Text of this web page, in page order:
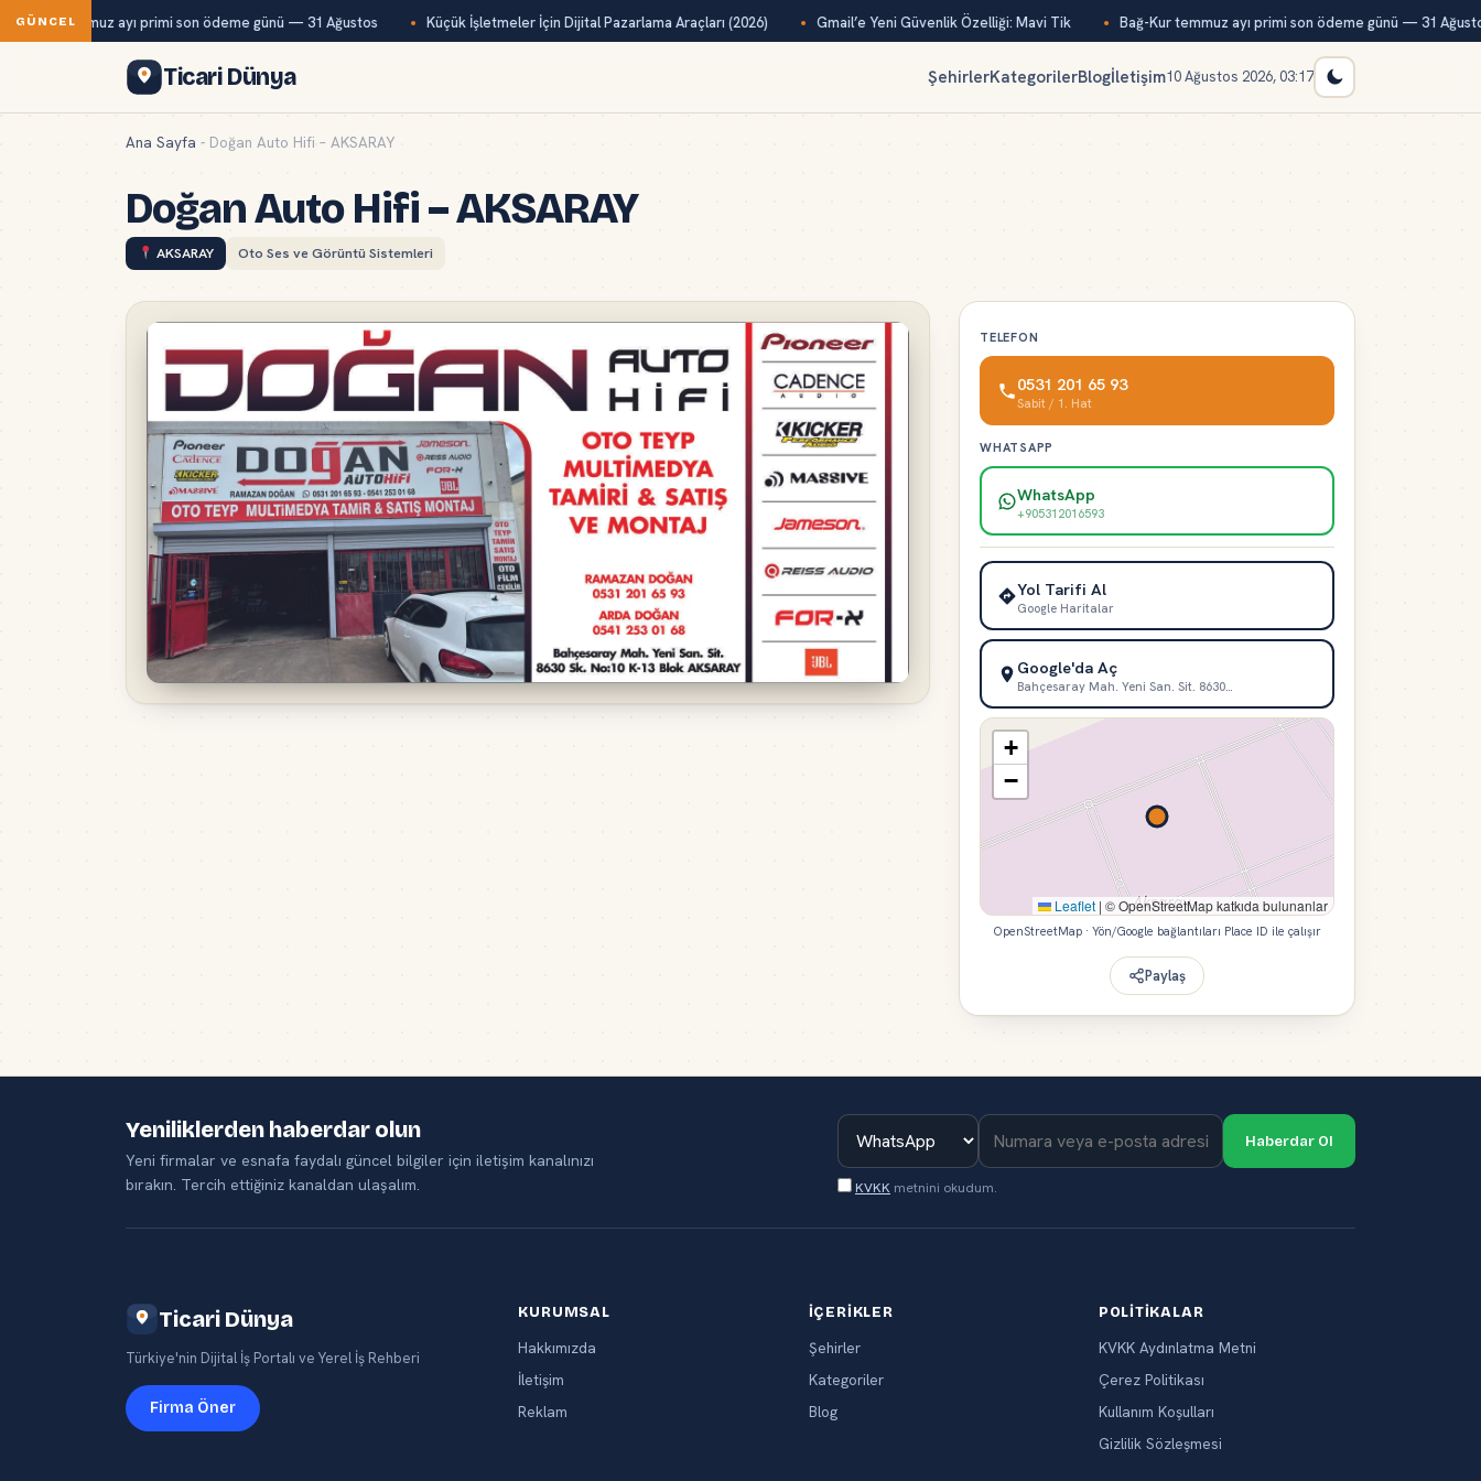
GÜNCEL
Kur temmuz ayı primi son ödeme günü — 31 Ağustos Küçük İşletmeler İçin Dijital Pazarlama Araçları (2026) Gmail’e Yeni Güvenlik Özelliği: Mavi Tik Bağ-Kur temmuz ayı primi son ödeme günü — 31
Ticari Dünya ŞehirlerKategorilerBlogİletişim10 Ağustos 2026, 03:17
Ana Sayfa - Doğan Auto Hifi – AKSARAY
Doğan Auto Hifi – AKSARAY
AKSARAY Oto Ses ve Görüntü Sistemleri
TELEFON
0531 201 65 93
Sabit / 1. Hat
WHATSAPP
WhatsApp
+905312016593
Yol Tarifi Al
Google Haritalar
Google'da Aç
Bahçesaray Mah. Yeni San. Sit. 8630…
+
−
Leaflet | © OpenStreetMap katkıda bulunanlar
OpenStreetMap · Yön/Google bağlantıları Place ID ile çalışır
Paylaş
Yeniliklerden haberdar olun
Yeni firmalar ve esnafa faydalı güncel bilgiler için iletişim kanalınızı
bırakın. Tercih ettiğiniz kanaldan ulaşalım.
Haberdar Ol
KVKK metnini okudum.
Ticari Dünya
Türkiye'nin Dijital İş Portalı ve Yerel İş Rehberi
Firma Öner
KURUMSAL
Hakkımızda
İletişim
Reklam
İÇERIKLER
Şehirler
Kategoriler
Blog
POLITIKALAR
KVKK Aydınlatma Metni
Çerez Politikası
Kullanım Koşulları
Gizlilik Sözleşmesi